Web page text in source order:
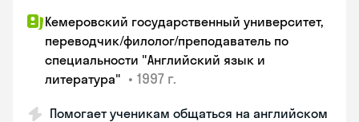
Кемеровский государственный университет,
переводчик/филолог/преподаватель по
специальности "Английский язык и
литература" • 1997 г.
Помогает ученикам общаться на английском